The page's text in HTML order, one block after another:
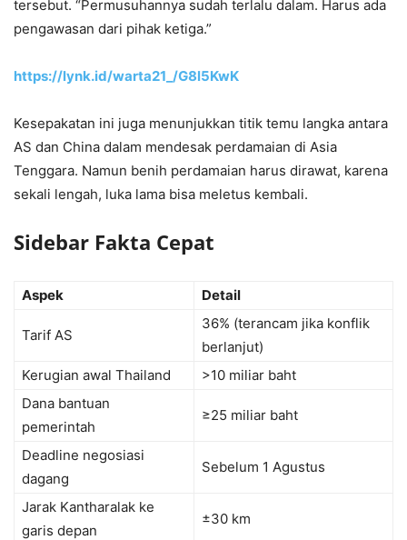
tersebut. “Permusuhannya sudah terlalu dalam. Harus ada
pengawasan dari pihak ketiga.”
https://lynk.id/warta21_/G8l5KwK
Kesepakatan ini juga menunjukkan titik temu langka antara
AS dan China dalam mendesak perdamaian di Asia
Tenggara. Namun benih perdamaian harus dirawat, karena
sekali lengah, luka lama bisa meletus kembali.
Sidebar Fakta Cepat
Aspek Detail
Tarif AS
36% (terancam jika konflik
berlanjut)
Kerugian awal Thailand
>10 miliar baht
Dana bantuan
pemerintah
≥25 miliar baht
Deadline negosiasi
dagang
Sebelum 1 Agustus
Jarak Kantharalak ke
garis depan
±30 km